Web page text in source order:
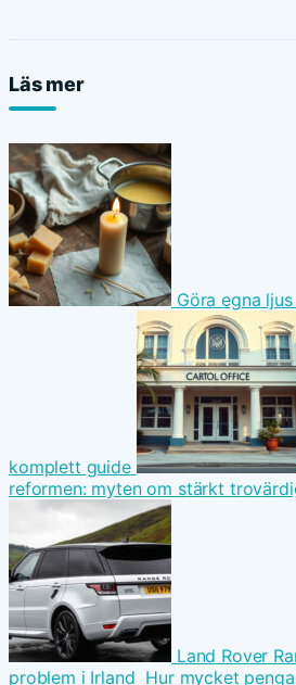
Läs mer
Göra egna
komplett guide
reformen: myten om stärkt
Land Rover
problem i Irland Hur mycket